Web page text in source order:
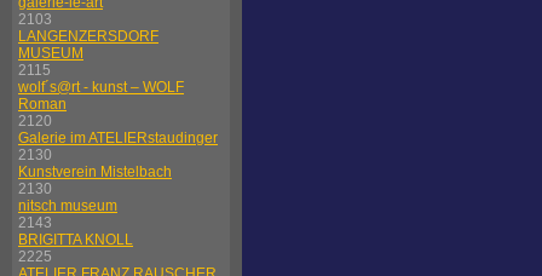
2103
LANGENZERSDORF
MUSEUM
2115
wolf´s@rt - kunst – WOLF
Roman
2120
Galerie im ATELIERstaudinger
2130
Kunstverein Mistelbach
2130
nitsch museum
2143
BRIGITTA KNOLL
2225